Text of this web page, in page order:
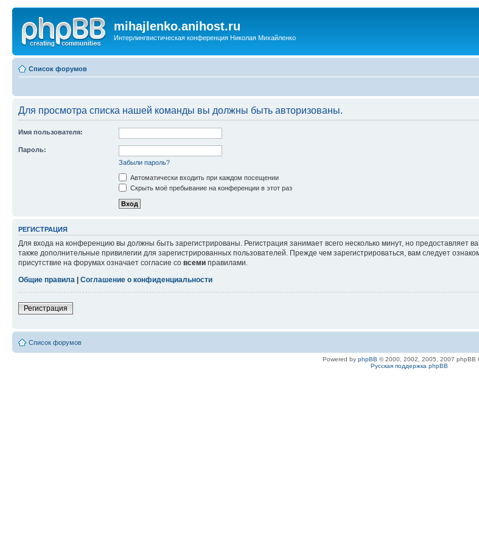
mihajlenko.anihost.ru
Интерлингвистическая конференция Николая Михайленко
Список форумов
Для просмотра списка нашей команды вы должны быть авторизованы.
Имя пользователя:
Пароль:
Забыли пароль?
Автоматически входить при каждом посещении
Скрыть моё пребывание на конференции в этот раз
РЕГИСТРАЦИЯ
Для входа на конференцию вы должны быть зарегистрированы. Регистрация занимает всего несколько минут, но
также дополнительные привилегии для зарегистрированных пользователей. Прежде чем зарегистрироваться, вам следует
присутствие на форумах означает согласие со всеми правилами.
Общие правила
Соглашение о конфиденциальности
Регистрация
Список форумов
Powered by phpBB © 2000, 2002, 2005, 2007 phpBB
Русская поддержка phpBB